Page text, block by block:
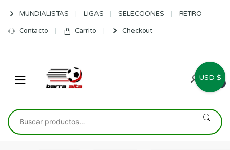
navigation
content
MUNDIALISTAS LIGAS SELECCIONES RETRO
Contacto Carrito Checkout
0
Buscar
por:
USD $